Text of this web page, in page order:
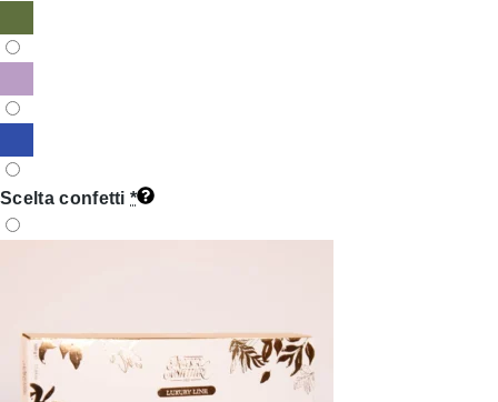
Scelta confetti *